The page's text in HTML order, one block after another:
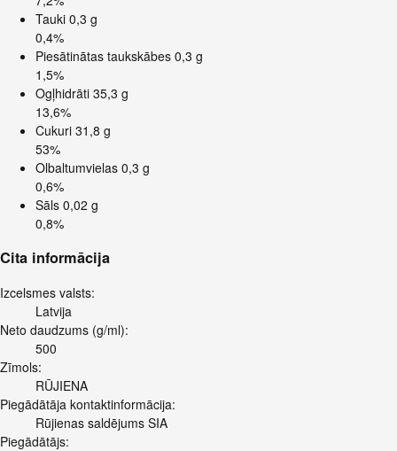
Tauki 0,3 g
0,4%
Piesātinātas taukskābes 0,3 g
1,5%
Ogļhidrāti 35,3 g
13,6%
Cukuri 31,8 g
53%
Olbaltumvielas 0,3 g
0,6%
Sāls 0,02 g
0,8%
Cita informācija
Izcelsmes valsts:
Latvija
Neto daudzums (g/ml):
500
Zīmols:
RŪJIENA
Piegādātāja kontaktinformācija:
Rūjienas saldējums SIA
Piegādātājs: